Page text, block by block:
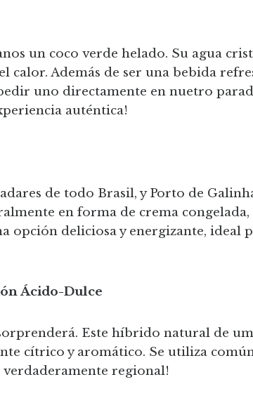
un coco verde helado. Su agua
Además de ser una bebida
uno directamente en nuetro
auténtica!
de todo Brasil, y Porto de
en forma de crema congelada,
opción deliciosa y energizante, ideal
Ácido-Dulce
Este híbrido natural de
cítrico y aromático. Se utiliza
verdaderamente regional!